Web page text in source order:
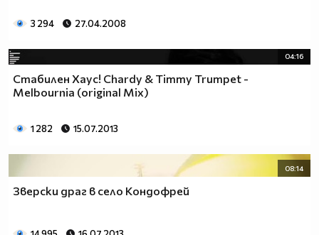
3 294 27.04.2008
04:16
Стабилен Хаус! Chardy & Timmy Trumpet -
Melbournia (original Mix)
1 282 15.07.2013
08:14
Зверски драг в село Кондофрей